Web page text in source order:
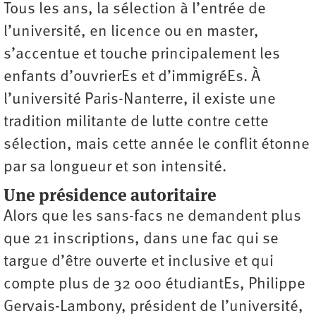
Tous les ans, la sélection à l’entrée de
l’université, en licence ou en master,
s’accentue et touche principalement les
enfants d’ouvrierEs et d’immigréEs. À
l’université Paris-Nanterre, il existe une
tradition militante de lutte contre cette
sélection, mais cette année le conflit étonne
par sa longueur et son intensité.
Une présidence autoritaire
Alors que les sans-facs ne demandent plus
que 21 inscriptions, dans une fac qui se
targue d’être ouverte et inclusive et qui
compte plus de 32 000 étudiantEs, Philippe
Gervais-Lambony, président de l’université,